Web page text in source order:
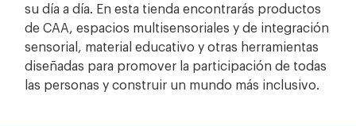
su día a día. En esta tienda encontrarás productos
de CAA, espacios multisensoriales y de integración
sensorial, material educativo y otras herramientas
diseñadas para promover la participación de todas
las personas y construir un mundo más inclusivo.